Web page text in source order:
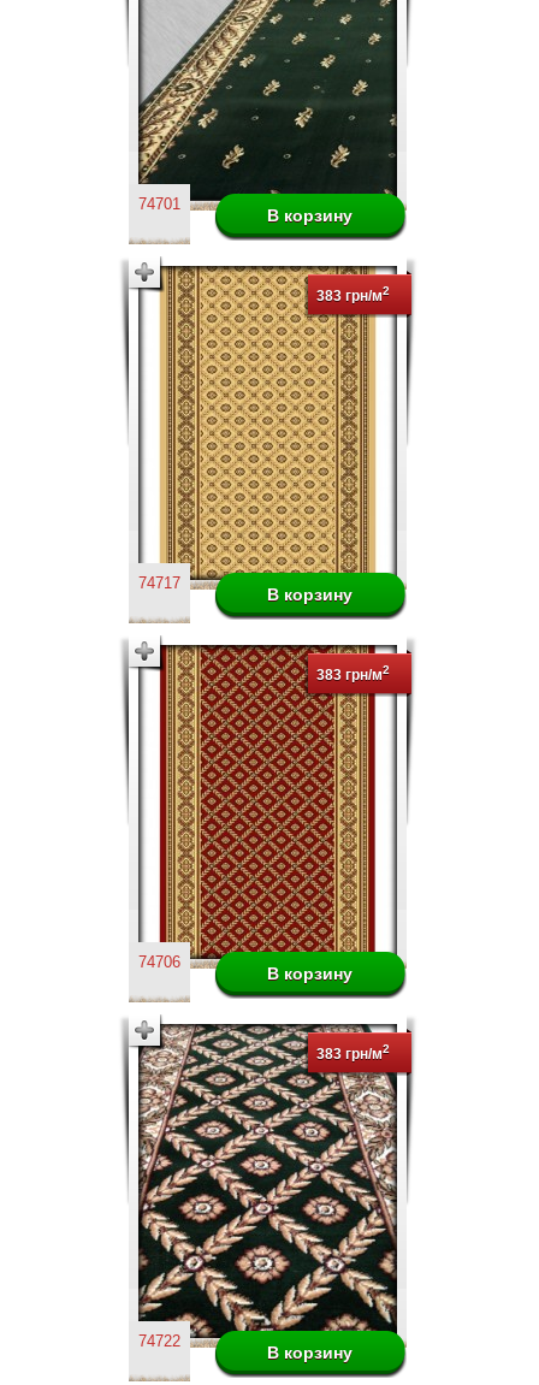
74701
383 грн/м2
74717
383 грн/м2
74706
383 грн/м2
74722